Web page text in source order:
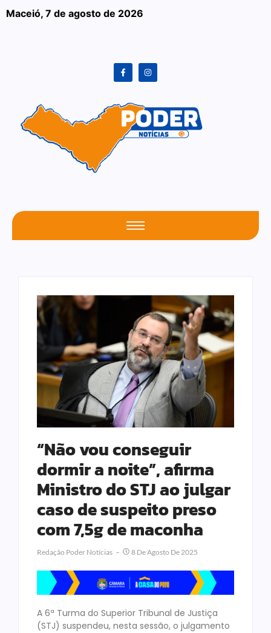
Maceió, 7 de agosto de 2026
“Não vou conseguir
dormir a noite”, afirma
Ministro do STJ ao julgar
caso de suspeito preso
com 7,5g de maconha
Redação Poder Notícias 8 De Agosto De 2025
A 6ª Turma do Superior Tribunal de Justiça
(STJ) suspendeu, nesta sessão, o julgamento